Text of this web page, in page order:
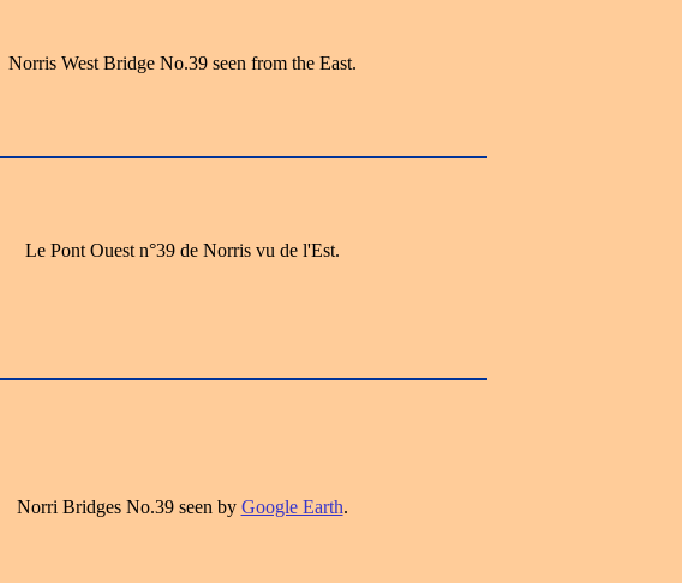
Norris West Bridge No.39 seen from the East.
Le Pont Ouest n°39 de Norris vu de l'Est.
Norri Bridges No.39 seen by Google Earth.